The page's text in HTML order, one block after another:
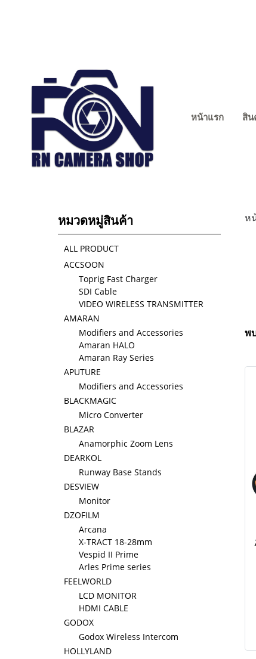
หน้าแรก สิน
ห
พ
หมวดหมู่สินค้า
ALL PRODUCT
ACCSOON
Toprig Fast Charger
SDI Cable
VIDEO WIRELESS TRANSMITTER
AMARAN
Modifiers and Accessories
Amaran HALO
Amaran Ray Series
APUTURE
Modifiers and Accessories
BLACKMAGIC
Micro Converter
BLAZAR
Anamorphic Zoom Lens
DEARKOL
Runway Base Stands
DESVIEW
Monitor
DZOFILM
Arcana
X-TRACT 18-28mm
Vespid II Prime
Arles Prime series
FEELWORLD
LCD MONITOR
HDMI CABLE
GODOX
Godox Wireless Intercom
HOLLYLAND